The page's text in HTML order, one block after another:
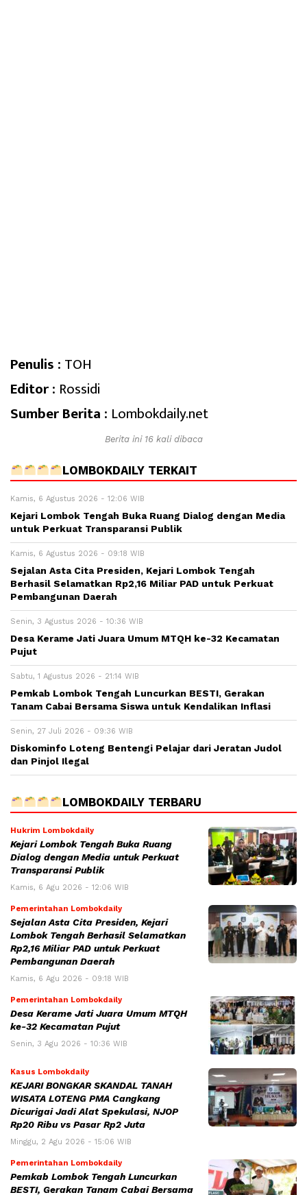
Penulis : TOH
Editor : Rossidi
Sumber Berita : Lombokdaily.net
Berita ini 16 kali dibaca
LOMBOKDAILY TERKAIT
Kamis, 6 Agustus 2026 - 12:06 WIB
Kejari Lombok Tengah Buka Ruang Dialog dengan Media
untuk Perkuat Transparansi Publik
Kamis, 6 Agustus 2026 - 09:18 WIB
Sejalan Asta Cita Presiden, Kejari Lombok Tengah
Berhasil Selamatkan Rp2,16 Miliar PAD untuk Perkuat
Pembangunan Daerah
Senin, 3 Agustus 2026 - 10:36 WIB
Desa Kerame Jati Juara Umum MTQH ke-32 Kecamatan
Pujut
Sabtu, 1 Agustus 2026 - 21:14 WIB
Pemkab Lombok Tengah Luncurkan BESTI, Gerakan
Tanam Cabai Bersama Siswa untuk Kendalikan Inflasi
Senin, 27 Juli 2026 - 09:36 WIB
Diskominfo Loteng Bentengi Pelajar dari Jeratan Judol
dan Pinjol Ilegal
LOMBOKDAILY TERBARU
Hukrim Lombokdaily
Kejari Lombok Tengah Buka Ruang
Dialog dengan Media untuk Perkuat
Transparansi Publik
Kamis, 6 Agu 2026 - 12:06 WIB
Pemerintahan Lombokdaily
Sejalan Asta Cita Presiden, Kejari
Lombok Tengah Berhasil Selamatkan
Rp2,16 Miliar PAD untuk Perkuat
Pembangunan Daerah
Kamis, 6 Agu 2026 - 09:18 WIB
Pemerintahan Lombokdaily
Desa Kerame Jati Juara Umum MTQH
ke-32 Kecamatan Pujut
Senin, 3 Agu 2026 - 10:36 WIB
Kasus Lombokdaily
KEJARI BONGKAR SKANDAL TANAH
WISATA LOTENG PMA Cangkang
Dicurigai Jadi Alat Spekulasi, NJOP
Rp20 Ribu vs Pasar Rp2 Juta
Minggu, 2 Agu 2026 - 15:06 WIB
Pemerintahan Lombokdaily
Pemkab Lombok Tengah Luncurkan
BESTI, Gerakan Tanam Cabai Bersama